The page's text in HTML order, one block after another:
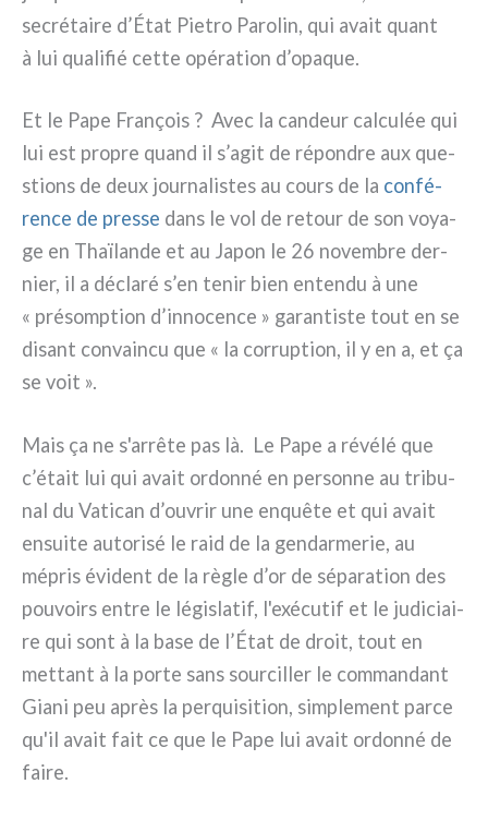
secré­tai­re d’État Pietro Parolin, qui avait quant
à lui qua­li­fié cet­te opé­ra­tion d’opaque.
Et le Pape François ? Avec la can­deur cal­cu­lée qui
lui est pro­pre quand il s’agit de répon­dre aux que­
stions de deux jour­na­li­stes au cours de la con­fé­
ren­ce de pres­se dans le vol de retour de son voya­
ge en Thaïlande et au Japon le 26 novem­bre der­
nier, il a décla­ré s’en tenir bien enten­du à une
« pré­somp­tion d’innocence » garan­ti­ste tout en se
disant con­vain­cu que « la cor­rup­tion, il y en a, et ça
se voit ».
Mais ça ne s'arrête pas là. Le Pape a révé­lé que
c’était lui qui avait ordon­né en per­son­ne au tri­bu­
nal du Vatican d’ouvrir une enquê­te et qui avait
ensui­te auto­ri­sé le raid de la gen­dar­me­rie, au
mépris évi­dent de la règle d’or de sépa­ra­tion des
pou­voirs entre le légi­sla­tif, l'exécutif et le judi­ciai­
re qui sont à la base de l’État de droit, tout en
met­tant à la por­te sans sour­cil­ler le com­man­dant
Giani peu après la per­qui­si­tion, sim­ple­ment par­ce
qu'il avait fait ce que le Pape lui avait ordon­né de
fai­re.